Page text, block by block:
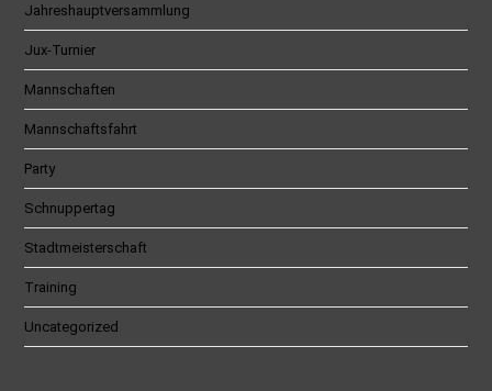
Jahreshauptversammlung
Jux-Turnier
Mannschaften
Mannschaftsfahrt
Party
Schnuppertag
Stadtmeisterschaft
Training
Uncategorized